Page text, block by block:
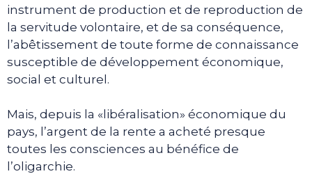
instrument de production et de reproduction de
la servitude volontaire, et de sa conséquence,
l’abêtissement de toute forme de connaissance
susceptible de développement économique,
social et culturel.
Mais, depuis la «libéralisation» économique du
pays, l’argent de la rente a acheté presque
toutes les consciences au bénéfice de
l’oligarchie.